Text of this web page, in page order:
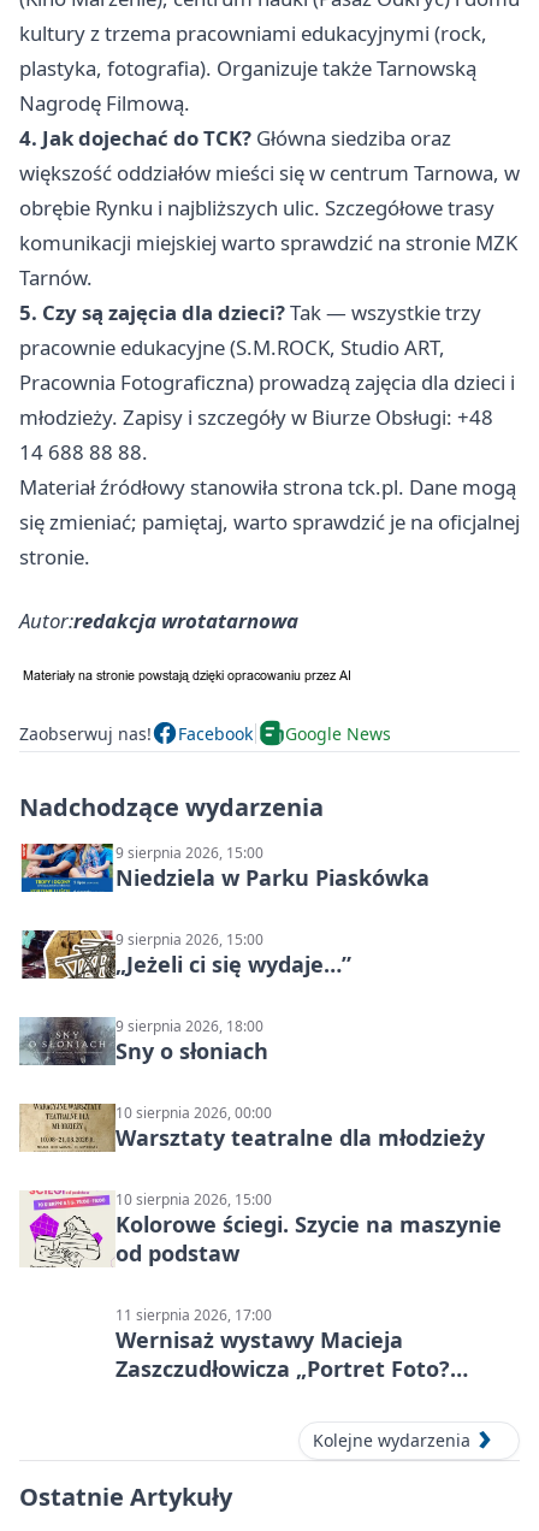
kultury z trzema pracowniami edukacyjnymi (rock,
plastyka, fotografia). Organizuje także Tarnowską
Nagrodę Filmową.
4. Jak dojechać do TCK? Główna siedziba oraz
większość oddziałów mieści się w centrum Tarnowa, w
obrębie Rynku i najbliższych ulic. Szczegółowe trasy
komunikacji miejskiej warto sprawdzić na stronie MZK
Tarnów.
5. Czy są zajęcia dla dzieci?Tak — wszystkie trzy
pracownie edukacyjne (S.M.ROCK, Studio ART,
Pracownia Fotograficzna) prowadzą zajęcia dla dzieci i
młodzieży. Zapisy i szczegóły w Biurze Obsługi: +48
14 688 88 88.
Materiał źródłowy stanowiła strona tck.pl. Dane mogą
się zmieniać; pamiętaj, warto sprawdzić je na oficjalnej
stronie.
Autor:redakcja wrotatarnowa
Zaobserwuj nas! Facebook Google News
Nadchodzące wydarzenia
9 sierpnia 2026, 15:00
Niedziela w Parku Piaskówka
9 sierpnia 2026, 15:00
„Jeżeli ci się wydaje…”
9 sierpnia 2026, 18:00
Sny o słoniach
10 sierpnia 2026, 00:00
Warsztaty teatralne dla młodzieży
10 sierpnia 2026, 15:00
Kolorowe ściegi. Szycie na maszynie
od podstaw
11 sierpnia 2026, 17:00
Wernisaż wystawy Macieja
Zaszczudłowicza „Portret Foto?
Kolejne wydarzenia
Ostatnie Artykuły